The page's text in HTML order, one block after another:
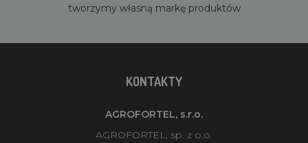
tworzymy własną markę produktów
KONTAKTY
AGROFORTEL, s.r.o.
AGROFORTEL, sp. z o.o.